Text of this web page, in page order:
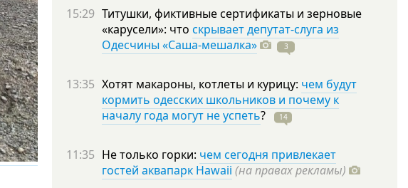
15:29 Титушки, фиктивные сертификаты и зерновые
«карусели»: что скрывает депутат-слуга из
Одесчины «Саша-мешалка»
3
13:35 Хотят макароны, котлеты и курицу: чем будут
кормить одесских школьников и почему к
началу года могут не успеть? 14
11:35 Не только горки: чем сегодня привлекает
гостей аквапарк Hawaii (на правах рекламы)